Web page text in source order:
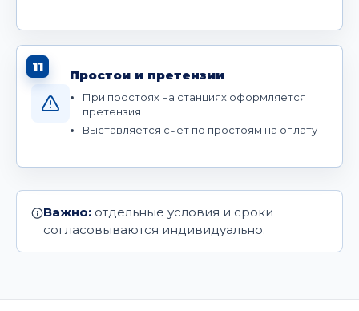
11
Простои и претензии
При простоях на станциях оформляется
претензия
Выставляется счет по простоям на оплату
Важно: отдельные условия и сроки
согласовываются индивидуально.